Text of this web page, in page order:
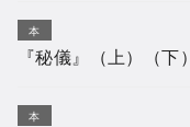
本
『秘儀』（上）（
本